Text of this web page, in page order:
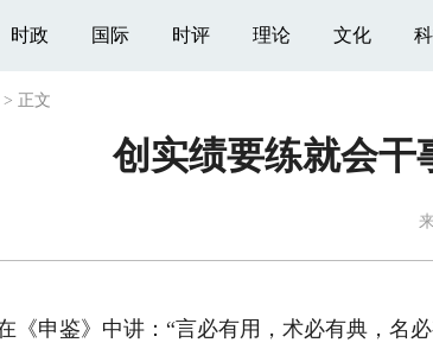
时政 国际 时评 理论 文化
> 正文
创实绩要练就会干
申鉴》中讲：“言必有用，术必有典，名必